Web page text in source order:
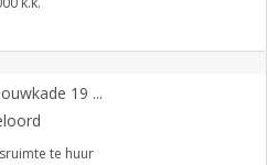
Landbouwkade 19 05
te huur